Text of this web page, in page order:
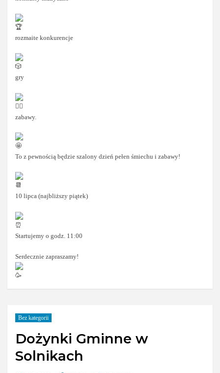
rozmaite konkurencje
gry
zabawy.
To z pewnością będzie szalony dzień pełen śmiechu i zabawy!
10 lipca (najbliższy piątek)
Startujemy o godz. 11:00
Serdecznie zapraszamy!
Bez kategorii
Dożynki Gminne w
Solnikach